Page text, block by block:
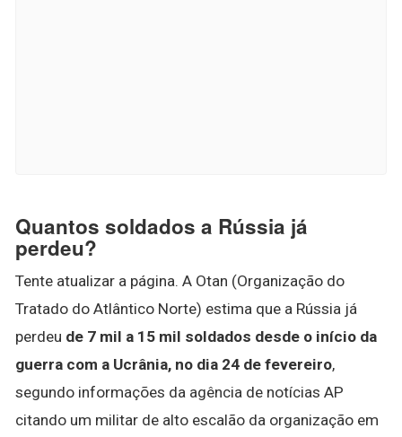
Quantos soldados a Rússia já
perdeu?
Tente atualizar a página. A Otan (Organização do
Tratado do Atlântico Norte) estima que a Rússia já
perdeu de 7 mil a 15 mil soldados desde o início da
guerra com a Ucrânia, no dia 24 de fevereiro,
segundo informações da agência de notícias AP
citando um militar de alto escalão da organização em